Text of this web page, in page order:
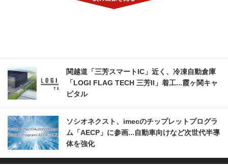
関越道「三芳スマートIC」近く、冷凍自動倉庫
「LOGI FLAG TECH 三芳II」着工...霞ヶ関キャ
ピタル
ソシオネクスト、imecのチップレットプログラ
ム「AECP」に参画...自動車向けなど次世代半導
体を強化